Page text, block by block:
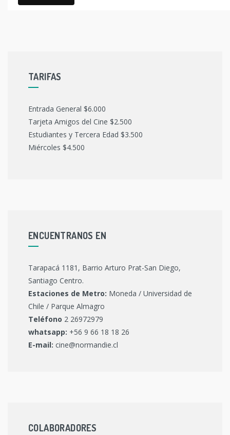
TARIFAS
Entrada General $6.000
Tarjeta Amigos del Cine $2.500
Estudiantes y Tercera Edad $3.500
Miércoles $4.500
ENCUENTRANOS EN
Tarapacá 1181, Barrio Arturo Prat-San Diego,
Santiago Centro.
Estaciones de Metro: Moneda / Universidad de
Chile / Parque Almagro
Teléfono 2 26972979
whatsapp: +56 9 66 18 18 26
E-mail: cine@normandie.cl
COLABORADORES